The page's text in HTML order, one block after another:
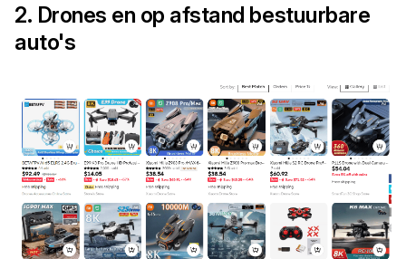
2. Drones en op afstand bestuurbare
auto's